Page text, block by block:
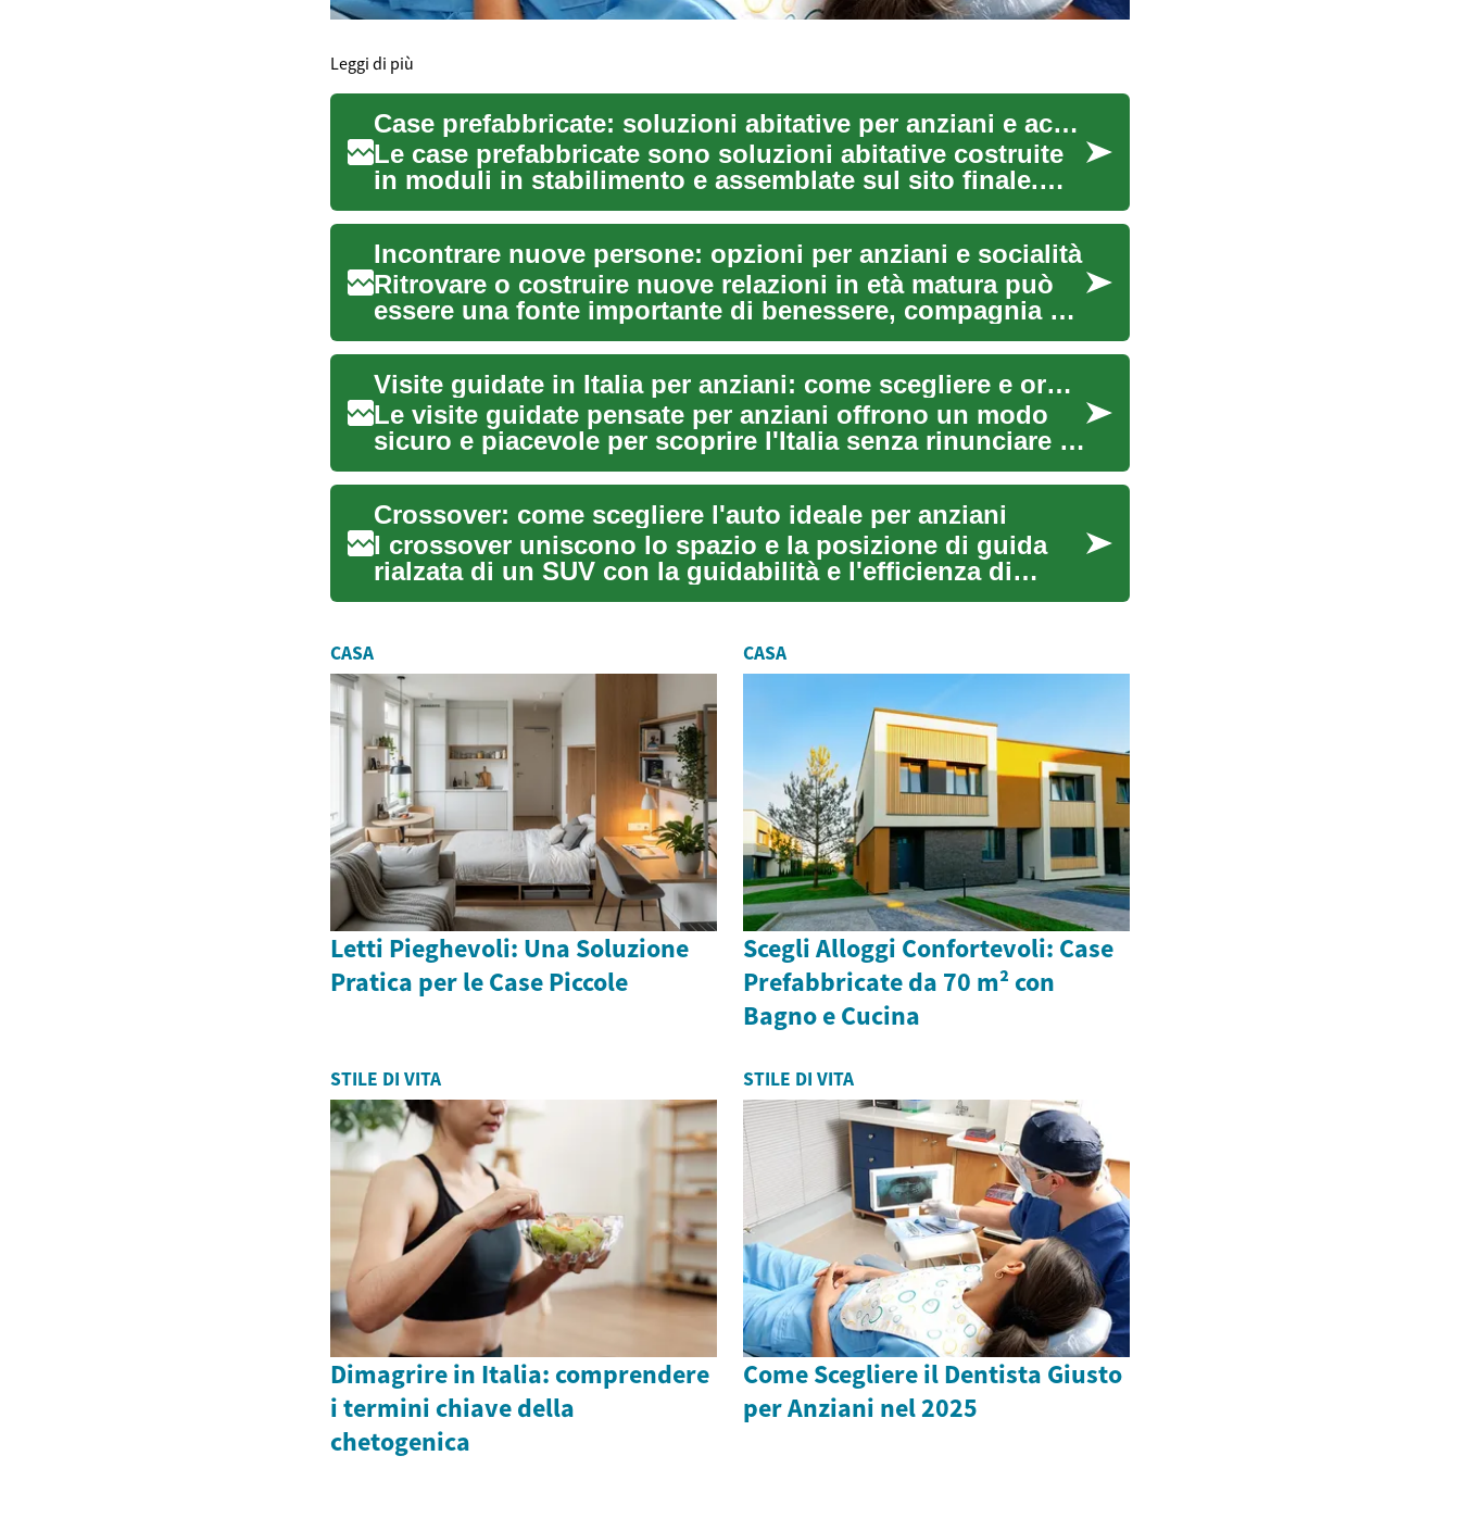
Leggi di più
Case prefabbricate: soluzioni abitative per anziani e accessibilità
Le case prefabbricate sono soluzioni abitative costruite
in moduli in stabilimento e assemblate sul sito finale.
Offr...
Incontrare nuove persone: opzioni per anziani e socialità
Ritrovare o costruire nuove relazioni in età matura può
essere una fonte importante di benessere, compagnia e
stimolo...
Visite guidate in Italia per anziani: come scegliere e organizzare
Le visite guidate pensate per anziani offrono un modo
sicuro e piacevole per scoprire l'Italia senza rinunciare al
co...
Crossover: come scegliere l'auto ideale per anziani
I crossover uniscono lo spazio e la posizione di guida
rialzata di un SUV con la guidabilità e l'efficienza di
un'aut...
CASA
Letti Pieghevoli: Una Soluzione
Pratica per le Case Piccole
CASA
Scegli Alloggi Confortevoli: Case
Prefabbricate da 70 m² con
Bagno e Cucina
STILE DI VITA
Dimagrire in Italia: comprendere
i termini chiave della
chetogenica
STILE DI VITA
Come Scegliere il Dentista Giusto
per Anziani nel 2025